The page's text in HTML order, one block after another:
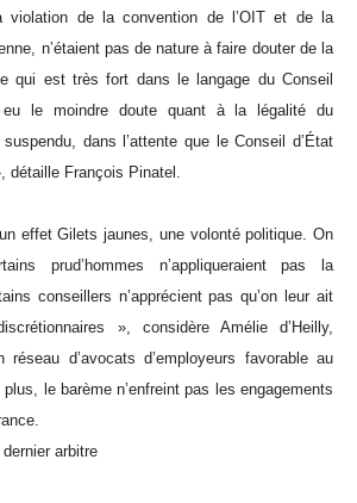
violation de la convention de l’OIT et de la
n’étaient pas de nature à faire douter de la
qui est très fort dans le langage du Conseil
eu le moindre doute quant à la légalité du
dans l’attente que le Conseil d’État
détaille François Pinatel.
effet Gilets jaunes, une volonté politique. On
prud’hommes n’appliqueraient pas la
conseillers n’apprécient pas qu’on leur ait
», considère Amélie d’Heilly,
réseau d’avocats d’employeurs favorable au
le barème n’enfreint pas les engagements
arbitre